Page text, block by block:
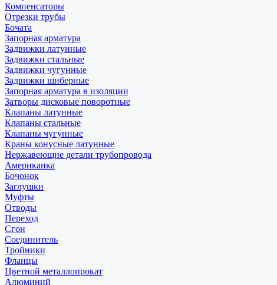
Компенсаторы
Отрезки трубы
Бочата
Запорная арматура
Задвижки латунные
Задвижки стальные
Задвижки чугунные
Задвижки шиберные
Запорная арматура в изоляции
Затворы дисковые поворотные
Клапаны латунные
Клапаны стальные
Клапаны чугунные
Краны конусные латунные
Нержавеющие детали трубопровода
Американка
Бочонок
Заглушки
Муфты
Отводы
Переход
Сгон
Соединитель
Тройники
Фланцы
Цветной металлопрокат
Алюминий